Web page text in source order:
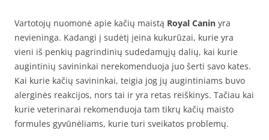
Vartotojų nuomonė apie kačių maistą Royal Canin yra
nevieninga. Kadangi į sudėtį įeina kukurūzai, kurie yra
vieni iš penkių pagrindinių sudedamųjų dalių, kai kurie
augintinių savininkai nerekomenduoja juo šerti savo kates.
Kai kurie kačių savininkai, teigia jog jų augintiniams buvo
alerginės reakcijos, nors tai ir yra retas reiškinys. Tačiau kai
kurie veterinarai rekomenduoja tam tikrų kačių maisto
formules gyvūnėliams, kurie turi sveikatos problemų.